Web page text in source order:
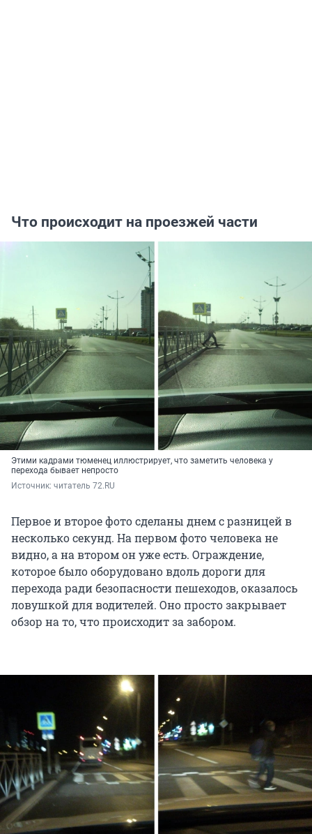
Что происходит на проезжей части
Этими кадрами тюменец иллюстрирует, что заметить человека у
перехода бывает непросто
Источник: читатель 72.RU
Первое и второе фото сделаны днем с разницей в
несколько секунд. На первом фото человека не
видно, а на втором он уже есть. Ограждение,
которое было оборудовано вдоль дороги для
перехода ради безопасности пешеходов, оказалось
ловушкой для водителей. Оно просто закрывает
обзор на то, что происходит за забором.